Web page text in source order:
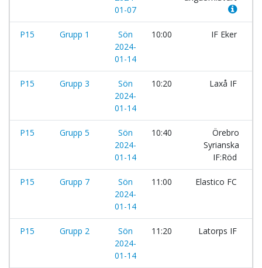
01-07
P15 Grupp 1
Sön
2024-
01-14
10:00 IF Eker
P15 Grupp 3
Sön
2024-
01-14
10:20 Laxå IF
P15 Grupp 5
Sön
2024-
01-14
10:40
Örebro
Syrianska
IF:Röd
P15 Grupp 7
Sön
2024-
01-14
11:00 Elastico FC
P15 Grupp 2
Sön
2024-
01-14
11:20 Latorps IF